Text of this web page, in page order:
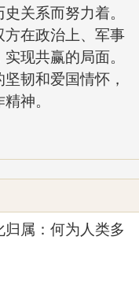
关系而努力着。
在政治上、军事
现共赢的局面。
韧和爱国情怀，
神。
归属：何为人类多